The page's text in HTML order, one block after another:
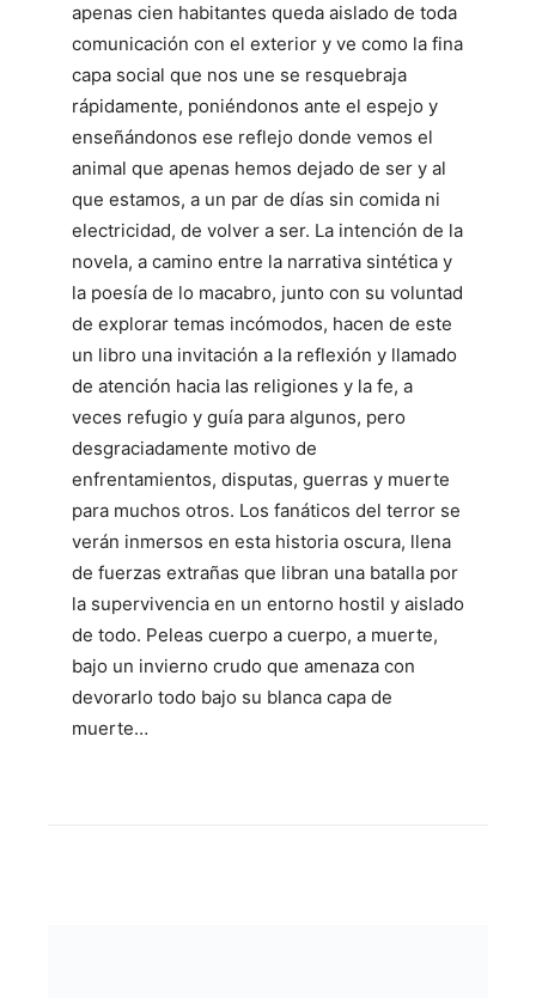
apenas cien habitantes queda aislado de toda
comunicación con el exterior y ve como la fina
capa social que nos une se resquebraja
rápidamente, poniéndonos ante el espejo y
enseñándonos ese reflejo donde vemos el
animal que apenas hemos dejado de ser y al
que estamos, a un par de días sin comida ni
electricidad, de volver a ser. La intención de la
novela, a camino entre la narrativa sintética y
la poesía de lo macabro, junto con su voluntad
de explorar temas incómodos, hacen de este
un libro una invitación a la reflexión y llamado
de atención hacia las religiones y la fe, a
veces refugio y guía para algunos, pero
desgraciadamente motivo de
enfrentamientos, disputas, guerras y muerte
para muchos otros. Los fanáticos del terror se
verán inmersos en esta historia oscura, llena
de fuerzas extrañas que libran una batalla por
la supervivencia en un entorno hostil y aislado
de todo. Peleas cuerpo a cuerpo, a muerte,
bajo un invierno crudo que amenaza con
devorarlo todo bajo su blanca capa de
muerte…